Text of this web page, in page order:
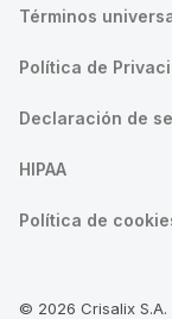
Términos
Política de
Declaración de
HIPAA
Política de
© 2026 Crisalix S.A.